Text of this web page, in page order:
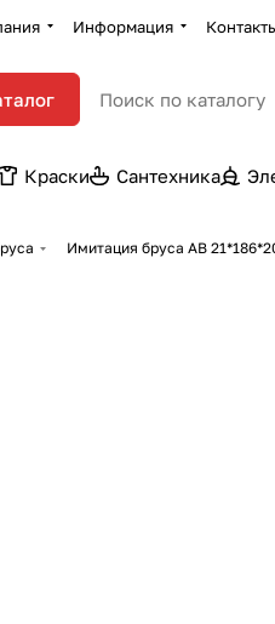
Информация
Краски Сантехника
Имитация бруса АВ